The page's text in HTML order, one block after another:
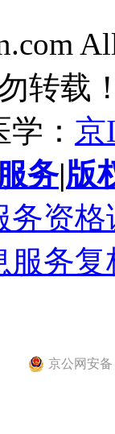
转载
： 京
务|版
资
务
京公网安备